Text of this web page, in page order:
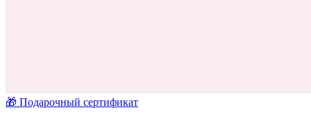
🎁 Подарочный сертификат